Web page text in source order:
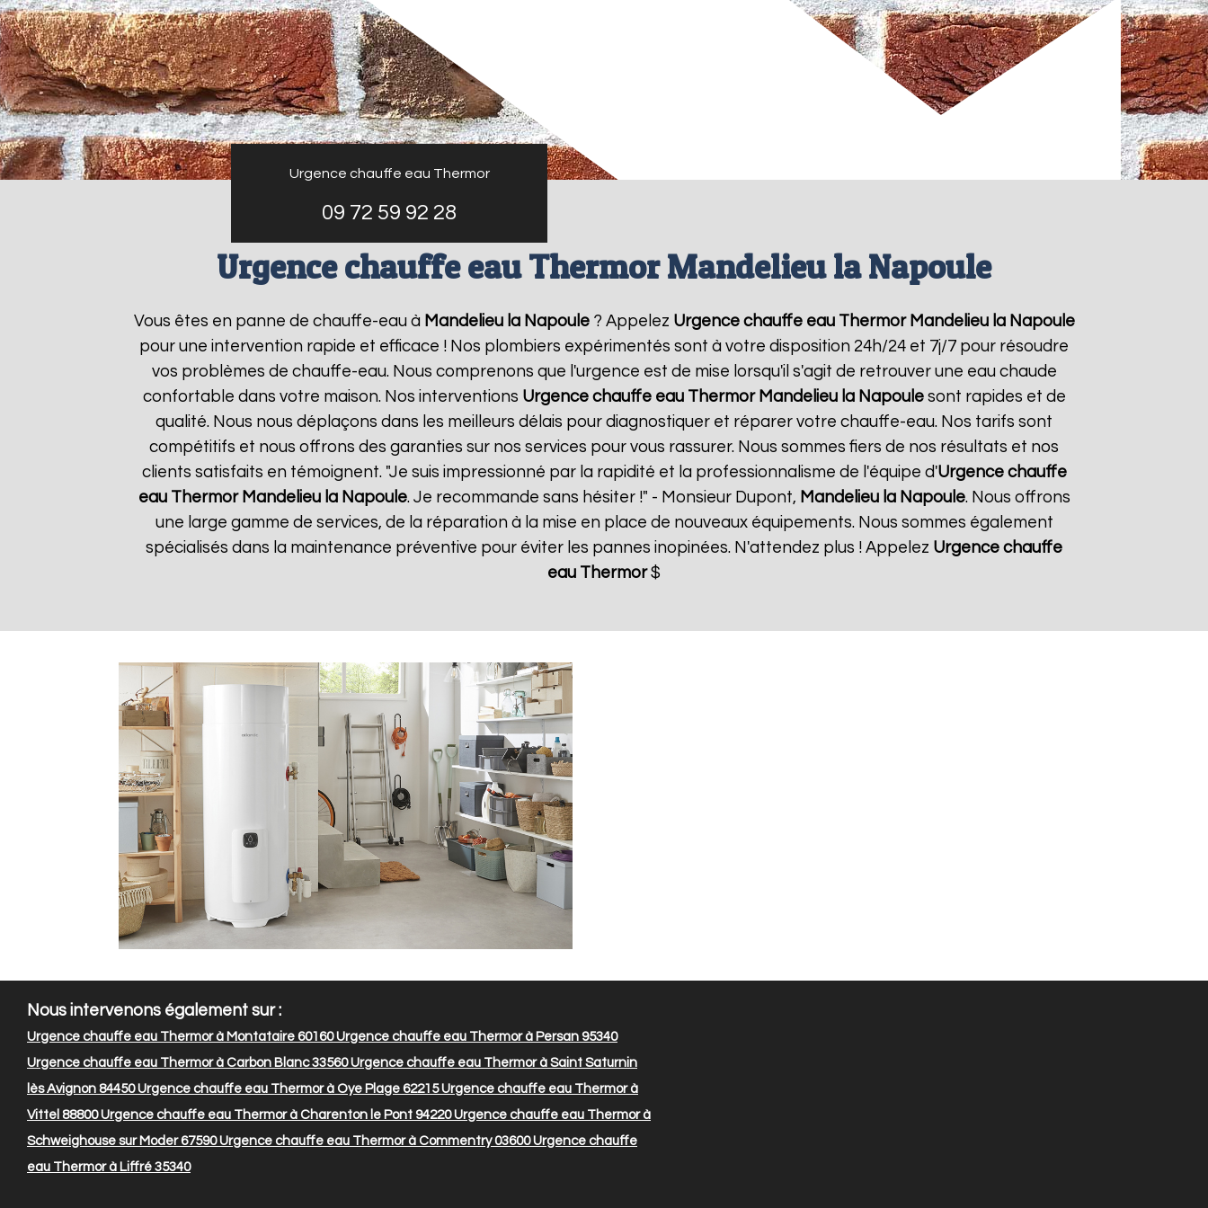
Urgence chauffe eau Thermor
09 72 59 92 28
Urgence chauffe eau Thermor Mandelieu la Napoule
Vous êtes en panne de chauffe-eau à Mandelieu la Napoule? Appelez Urgence chauffe eau Thermor Mandelieu la Napoule
pour une intervention rapide et efficace ! Nos plombiers expérimentés sont à votre disposition 24h/24 et 7j/7 pour résoudre
vos problèmes de chauffe-eau. Nous comprenons que l'urgence est de mise lorsqu'il s'agit de retrouver une eau chaude
confortable dans votre maison. Nos interventions Urgence chauffe eau Thermor Mandelieu la Napoulesont rapides et de
qualité. Nous nous déplaçons dans les meilleurs délais pour diagnostiquer et réparer votre chauffe-eau. Nos tarifs sont
compétitifs et nous offrons des garanties sur nos services pour vous rassurer. Nous sommes fiers de nos résultats et nos
clients satisfaits en témoignent. "Je suis impressionné par la rapidité et la professionnalisme de l'équipe d'Urgence chauffe
eau Thermor Mandelieu la Napoule. Je recommande sans hésiter !" - Monsieur Dupont, Mandelieu la Napoule. Nous offrons
une large gamme de services, de la réparation à la mise en place de nouveaux équipements. Nous sommes également
spécialisés dans la maintenance préventive pour éviter les pannes inopinées. N'attendez plus ! Appelez Urgence chauffe
eau Thermor$
Nous intervenons également sur :
Urgence chauffe eau Thermor à Montataire 60160Urgence chauffe eau Thermor à Persan 95340
Urgence chauffe eau Thermor à Carbon Blanc 33560Urgence chauffe eau Thermor à Saint Saturnin
lès Avignon 84450Urgence chauffe eau Thermor à Oye Plage 62215Urgence chauffe eau Thermor à
Vittel 88800Urgence chauffe eau Thermor à Charenton le Pont 94220Urgence chauffe eau Thermor à
Schweighouse sur Moder 67590Urgence chauffe eau Thermor à Commentry 03600Urgence chauffe
eau Thermor à Liffré 35340